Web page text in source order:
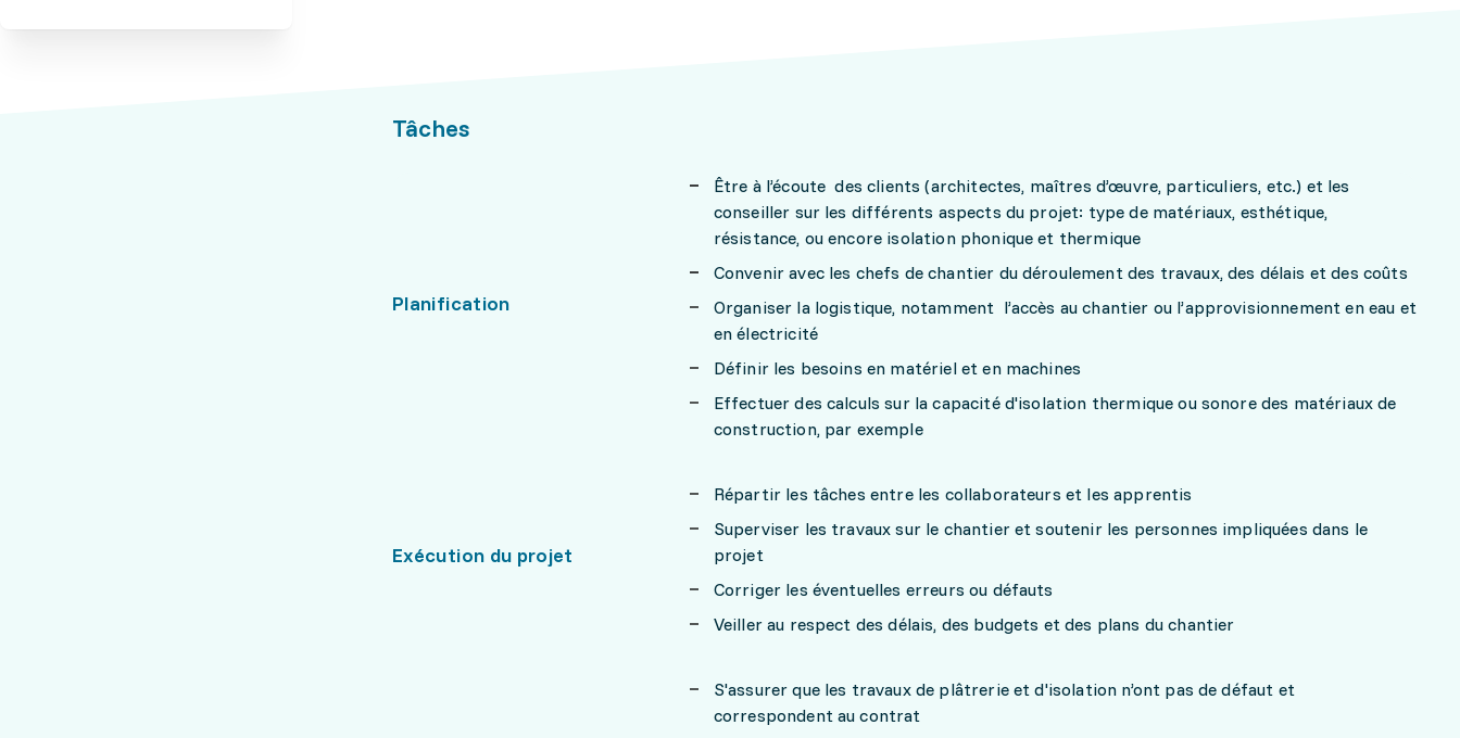
Tâches
Planification
Être à l’écoute des clients (architectes, maîtres d’œuvre, particuliers, etc.) et les
conseiller sur les différents aspects du projet: type de matériaux, esthétique,
résistance, ou encore isolation phonique et thermique
Convenir avec les chefs de chantier du déroulement des travaux, des délais et des coûts
Organiser la logistique, notamment l’accès au chantier ou l’approvisionnement en eau et
en électricité
Définir les besoins en matériel et en machines
Effectuer des calculs sur la capacité d'isolation thermique ou sonore des matériaux de
construction, par exemple
Exécution du projet
Répartir les tâches entre les collaborateurs et les apprentis
Superviser les travaux sur le chantier et soutenir les personnes impliquées dans le
projet
Corriger les éventuelles erreurs ou défauts
Veiller au respect des délais, des budgets et des plans du chantier
S'assurer que les travaux de plâtrerie et d'isolation n’ont pas de défaut et
correspondent au contrat